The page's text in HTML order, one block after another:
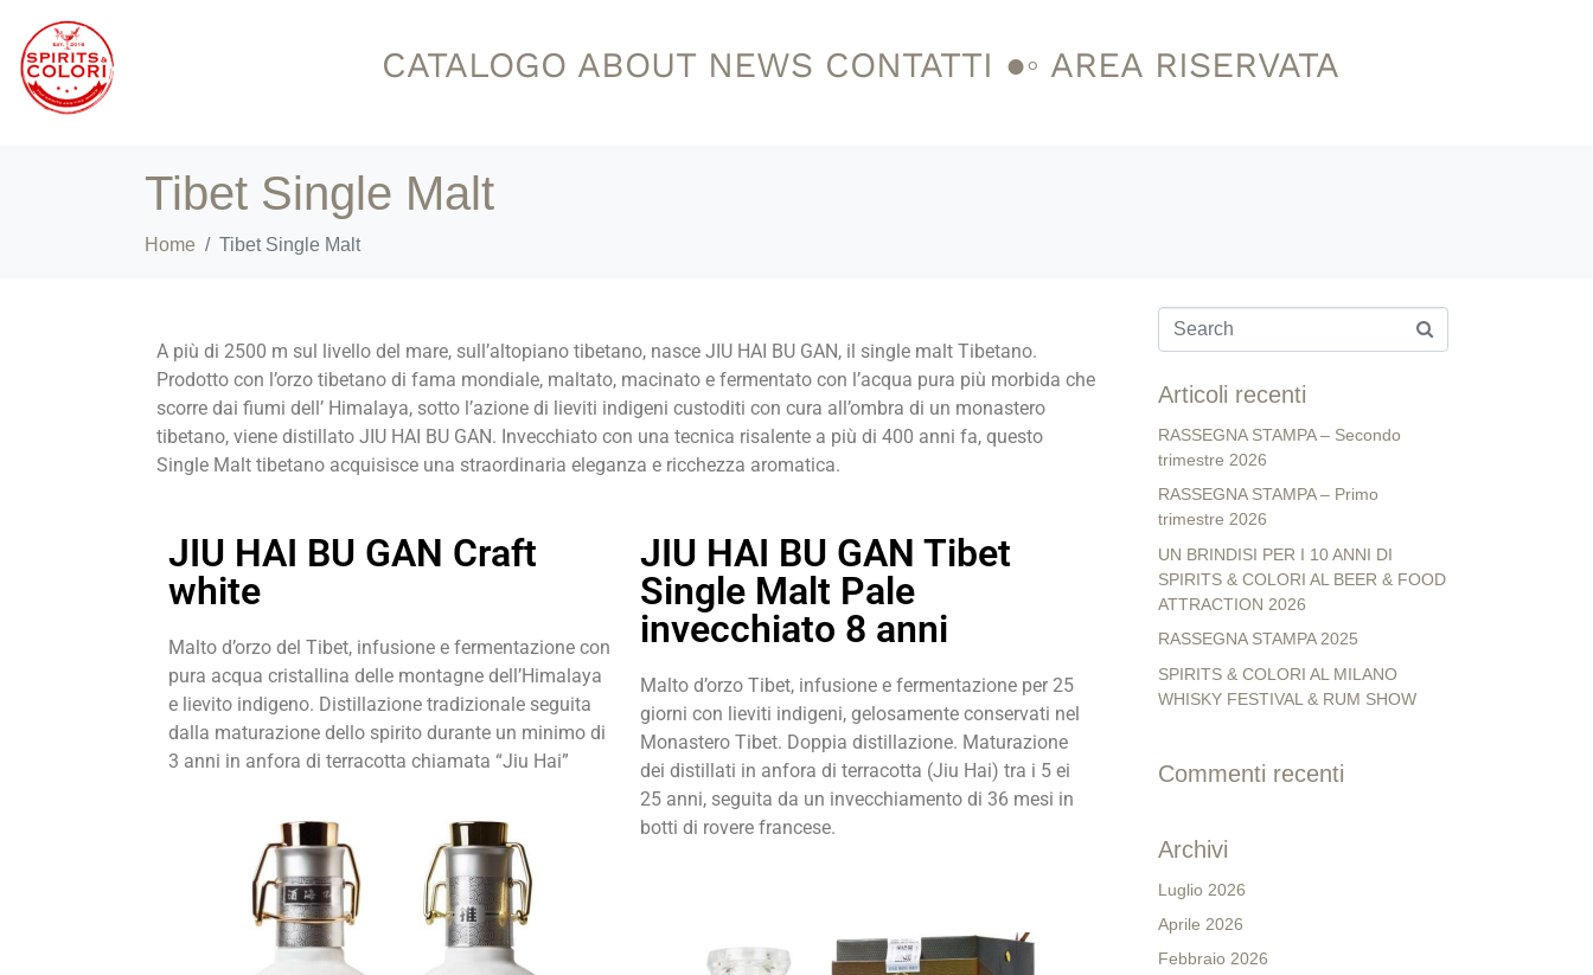
CATALOGO ABOUT NEWS CONTATTI ●◦ AREA RISERVATA
Tibet Single Malt
Home Tibet Single Malt
A più di 2500 m sul livello del mare, sull’altopiano tibetano, nasce JIU HAI BU GAN, il single malt Tibetano.
Prodotto con l’orzo tibetano di fama mondiale, maltato, macinato e fermentato con l’acqua pura più morbida che
scorre dai fiumi dell’ Himalaya, sotto l’azione di lieviti indigeni custoditi con cura all’ombra di un monastero
tibetano, viene distillato JIU HAI BU GAN. Invecchiato con una tecnica risalente a più di 400 anni fa, questo
Single Malt tibetano acquisisce una straordinaria eleganza e ricchezza aromatica.
JIU HAI BU GAN Craft
white
Malto d’orzo del Tibet, infusione e fermentazione con
pura acqua cristallina delle montagne dell’Himalaya
e lievito indigeno. Distillazione tradizionale seguita
dalla maturazione dello spirito durante un minimo di
3 anni in anfora di terracotta chiamata “Jiu Hai”
JIU HAI BU GAN Tibet
Single Malt Pale
invecchiato 8 anni
Malto d’orzo Tibet, infusione e fermentazione per 25
giorni con lieviti indigeni, gelosamente conservati nel
Monastero Tibet. Doppia distillazione. Maturazione
dei distillati in anfora di terracotta (Jiu Hai) tra i 5 ei
25 anni, seguita da un invecchiamento di 36 mesi in
botti di rovere francese.
Articoli recenti
RASSEGNA STAMPA – Secondo
trimestre 2026
RASSEGNA STAMPA – Primo
trimestre 2026
UN BRINDISI PER I 10 ANNI DI
SPIRITS & COLORI AL BEER & FOOD
ATTRACTION 2026
RASSEGNA STAMPA 2025
SPIRITS & COLORI AL MILANO
WHISKY FESTIVAL & RUM SHOW
Commenti recenti
Archivi
Luglio 2026
Aprile 2026
Febbraio 2026